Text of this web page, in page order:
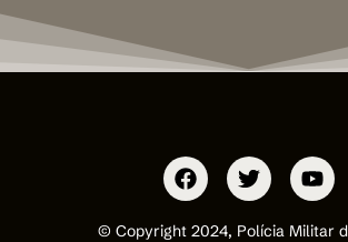
© Copyright 2024, Polícia Militar